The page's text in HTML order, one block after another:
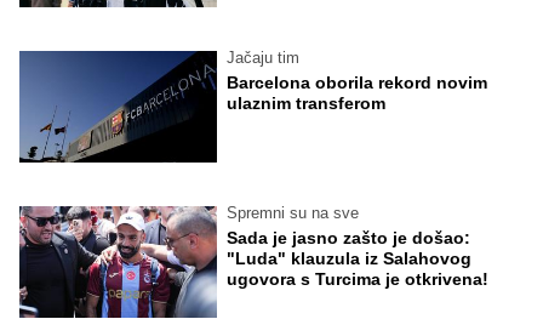
Jačaju tim
Barcelona oborila rekord novim
ulaznim transferom
Spremni su na sve
Sada je jasno zašto je došao:
"Luda" klauzula iz Salahovog
ugovora s Turcima je otkrivena!